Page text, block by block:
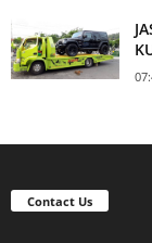
Contact Us